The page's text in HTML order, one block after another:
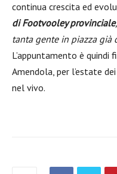
continua crescita ed
di Footvooley provinciale
tanta gente in piazza già
L’appuntamento è
Amendola, per l’estate
nel vivo.